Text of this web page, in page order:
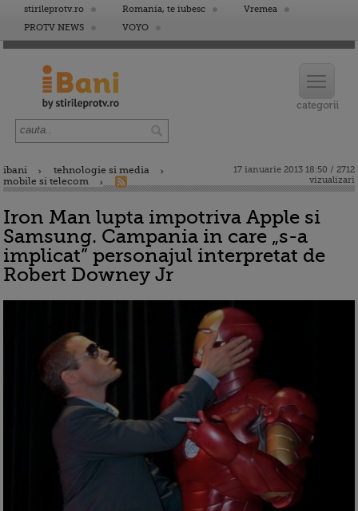
stirileprotv.ro Romania, te iubesc
Vremea
PROTV NEWS
VOYO
ibani
tehnologie si media
mobile si telecom
17 ianuarie 2013 18:50 / 2712
vizualizari
Iron Man lupta impotriva Apple si
Samsung. Campania in care „s-a
implicat” personajul interpretat de
Robert Downey Jr